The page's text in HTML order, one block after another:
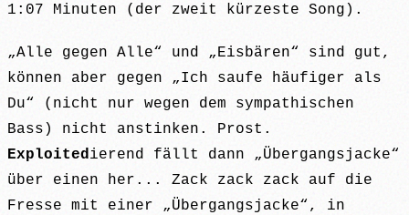
1:07 Minuten (der zweit kürzeste Song).
„Alle gegen Alle“ und „Eisbären“ sind gut,
können aber gegen „Ich saufe häufiger als
Du“ (nicht nur wegen dem sympathischen
Bass) nicht anstinken. Prost.
Exploitedierend fällt dann „Übergangsjacke“
über einen her... Zack zack zack auf die
Fresse mit einer „Übergangsjacke“, in